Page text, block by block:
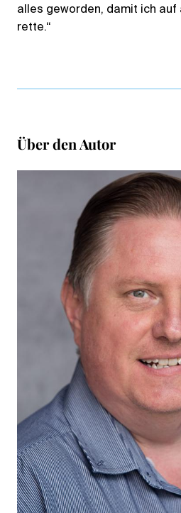
alles geworden, damit ich auf
rette.“
Über den Autor